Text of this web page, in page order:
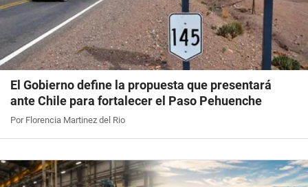
El Gobierno define la propuesta que presentará
ante Chile para fortalecer el Paso Pehuenche
Por Florencia Martinez del Rio